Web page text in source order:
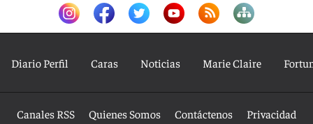
Diario Perfil Caras Noticias Marie Claire
Canales RSS Quienes Somos Contáctenos Privacidad